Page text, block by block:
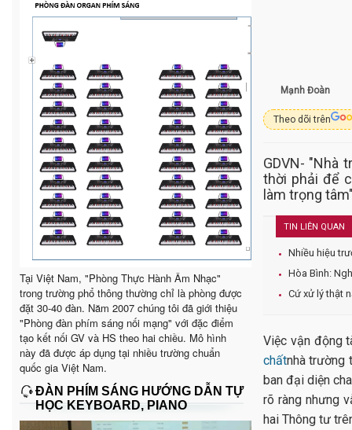
Tại Việt Nam, "Phòng Thực Hành Âm Nhạc"
trong trường phổ thông thường chỉ là phòng được
đặt 30-40 đàn. Năm 2007 chúng tôi đã giới thiệu
"Phòng đàn phím sáng nối mạng" với đặc điểm
tạo kết nối GV và HS theo hai chiều. Mô hình
này đã được áp dụng tại nhiều trường chuẩn
quốc gia Việt Nam.
ĐÀN PHÍM SÁNG HƯỚNG DẪN TỰ
HỌC KEYBOARD, PIANO
Mạnh Đoàn
Theo dõi trên
GDVN- "Nhà
thời phải để
làm trọng
TIN LIÊN QUAN
Nhiều hiệu
Hòa Bình:
Cứ xử lý thật
Việc vận động
chấtnhà trường
ban đại diện
rõ ràng nhưng
hai Thông tư